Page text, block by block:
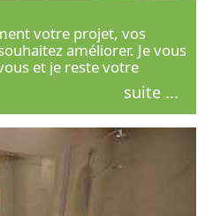
votre projet, vos
améliorer. Je vous
et je reste votre
ma façon de vous
suite ...